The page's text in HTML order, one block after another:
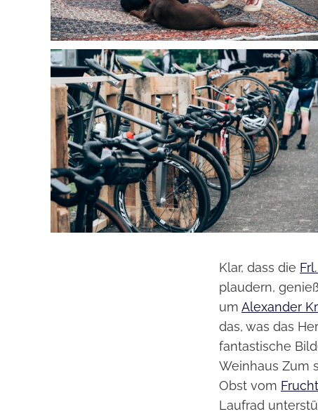
Klar, dass die
plaudern,
um Alexander
das, was das
fantastische
Weinhaus Zum
Obst vom
Laufrad